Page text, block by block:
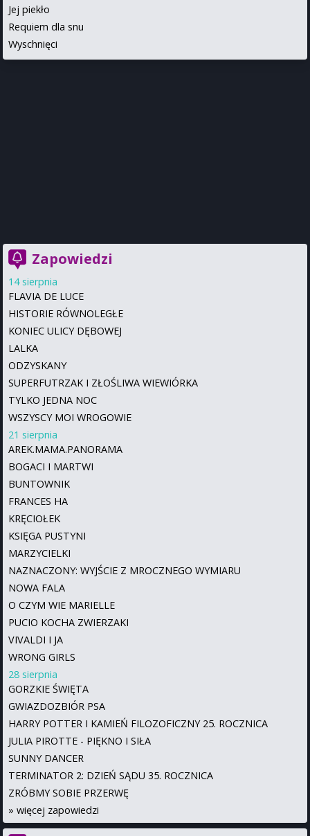
Jej piekło
Requiem dla snu
Wyschnięci
Zapowiedzi
14 sierpnia
FLAVIA DE LUCE
HISTORIE RÓWNOLEGŁE
KONIEC ULICY DĘBOWEJ
LALKA
ODZYSKANY
SUPERFUTRZAK I ZŁOŚLIWA WIEWIÓRKA
TYLKO JEDNA NOC
WSZYSCY MOI WROGOWIE
21 sierpnia
AREK.MAMA.PANORAMA
BOGACI I MARTWI
BUNTOWNIK
FRANCES HA
KRĘCIOŁEK
KSIĘGA PUSTYNI
MARZYCIELKI
NAZNACZONY: WYJŚCIE Z MROCZNEGO WYMIARU
NOWA FALA
O CZYM WIE MARIELLE
PUCIO KOCHA ZWIERZAKI
VIVALDI I JA
WRONG GIRLS
28 sierpnia
GORZKIE ŚWIĘTA
GWIAZDOZBIÓR PSA
HARRY POTTER I KAMIEŃ FILOZOFICZNY 25. ROCZNICA
JULIA PIROTTE - PIĘKNO I SIŁA
SUNNY DANCER
TERMINATOR 2: DZIEŃ SĄDU 35. ROCZNICA
ZRÓBMY SOBIE PRZERWĘ
» więcej zapowiedzi